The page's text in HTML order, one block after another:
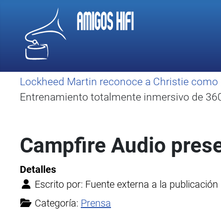
Lockheed Martin reconoce a Christie
Entrenamiento totalmente inmersivo de
Campfire Audio
Detalles
Escrito por: Fuente externa a la publicación
Categoría: Prensa